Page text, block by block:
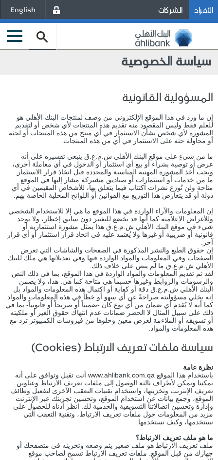
الأفراد الشركات English
سياسة الخصوصية
المسؤولية القانونية
إن ما ورد في هذا الموقع الإلكتروني من وصف لمنتجات البنك الأهلي هو
للعلم فقط وليس المقصود منه تقديم هذه المنتجات لأي شخص أو لتقديم
المشورة لأي شخص بشأن الاستثمار في أي منتج من هذه المنتجات أو لحثه
أو محاولة حثه على الاستثمار في أي من هذه المنتجات.
ما من شيءٍ على موقع البنك الأهلي ش.م.ع.ق ينبغي تفسيره على أنه
عرض أو توصية بشراء أو بيع أي استثمار أو الدخول في أي معاملة أخرى،
ويجب أخذ المشورة المهنية المناسبة والمحددة قبل اتخاذ قرار الاستثمار.
ما من خدمات أو استثمارات أو صناديق مشتركة مشار إليها في الموقع
متاحة ولن تُوزع نشرات اكتتاب فيما يتعلق بها، للأشخاص المقيمين في أي
دولة أو قد يتعارض هذا التوزيع مع القوانين أو اللوائح المحلية الخاصة بهم.
إن المعلومات والآراء الواردة في هذا الموقع ما هي إلا للاستخدام الشخصي
وللأغراض الإعلامية كما أنها قد تخضع للتغيير دون سابق إخطار، ولا يوجد
شيء في موقع البنك الأهلي ش.م.ع.ق هذا يمثل مشورة استثمارية أو
قانونية أو ضريبية أو غيرها ولا يُعتمد عليه في اتخاذ قرار استثمار أو أي قرار
آخر.
إن حقوق الطبع والنشر المذكورة في الصفحات والشاشات التي تعرض
الصفحات وفي المعلومات والمواد الواردة فيها وفي تعديلاتها هي ملك للبنك
الأهلي ش.م.ع.ق ما لم ينص على خلاف ذلك.
لقد تم تقديم المعلومات والمواد الواردة في هذا الموقع، بما في ذلك النص
والرسومات والروابط وغيرها حسبما هي متاحة كما هي. هذا، ولا يضمن
البنك الأهلي ش.م.ع.ق دقة أو كفاية أو اكتمال هذه المعلومات والمواد بل
إنه يخلي مسؤوليته صراحةً عن أي سهو أو خطأ في هذه المعلومات والمواد.
كما أنه لا يُقدم أي ضمان من أي نوع كان -ضمنياً أو صريحاً أو قانونياً- بما في
ذلك على سبيل المثال لا الحصر ضمانات عدم انتهاك حقوق الغير أو ملكيته
أو تسويقه أو الملاءمة لغرض معين وخلوها من فيروسات الكمبيوتر ترد مع
هذه المعلومات والمواد.
سياسة ملفات تعريف الارتباط (Cookies)
نظرة عامة
باستخدام هذا الموقع www.ahlibank.com.qa أنت تقبل وتوافق على أنه
يمكننا ويمكن لأطراف ثالثة الوصول إلى ملفات تعريف الارتباط وعناوين
تعريف الإنترنت وتخزينها، واستخدام تقنيات التعقب الأخرى لتفعيل وظائف
الموقع، وجمع بيانات عن استخدام الموقع، وتحسين تجربتك عبر الإنترنت
وإدارة وتحسين اتصالاتنا التسويقية والخدمية لك. انظر أدناه للحصول على
مزيد من المعلومات حول ملفات تعريف الارتباط، وتقنية التعقب التي
نستخدمها، وكيف نستخدمها.
ما هو ملف تعريف الارتباط؟
ملف تعريف الارتباط هو ملف صغير يتم وضعه وتخزينه في متصفحك أو
جهازك من قبل الموقع. ملفات تعريف الارتباط تسمح لصاحب موقع